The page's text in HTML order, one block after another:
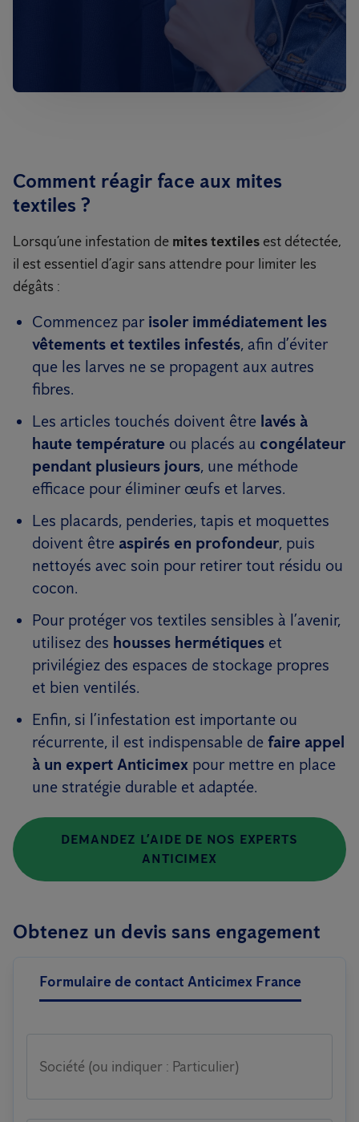
Comment réagir face aux mites
textiles ?
Lorsqu’une infestation de mites textiles est détectée,
il est essentiel d’agir sans attendre pour limiter les
dégâts :
Commencez par isoler immédiatement les
vêtements et textiles infestés, afin d’éviter
que les larves ne se propagent aux autres
fibres.
Les articles touchés doivent être lavés à
haute température ou placés au congélateur
pendant plusieurs jours, une méthode
efficace pour éliminer œufs et larves.
Les placards, penderies, tapis et moquettes
doivent être aspirés en profondeur, puis
nettoyés avec soin pour retirer tout résidu ou
cocon.
Pour protéger vos textiles sensibles à l’avenir,
utilisez des housses hermétiques et
privilégiez des espaces de stockage propres
et bien ventilés.
Enfin, si l’infestation est importante ou
récurrente, il est indispensable de faire appel
à un expert Anticimex pour mettre en place
une stratégie durable et adaptée.
DEMANDEZ L’AIDE DE NOS EXPERTS
ANTICIMEX
Obtenez un devis sans engagement
Formulaire de contact Anticimex France
Société (ou indiquer : Particulier)